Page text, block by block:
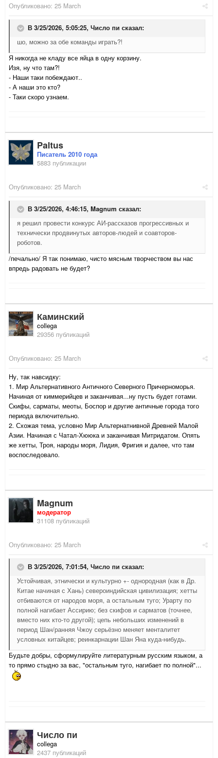
Опубликовано: 25 March
В 3/25/2026, 5:05:25, Число пи сказал:
шо, можно за обе команды играть?!
Я никогда не кладу все яйца в одну корзину.
Изя, ну что там?!
- Наши таки побеждают..
- А наши это кто?
- Таки скоро узнаем.
Paltus
Писатель 2010 года
5883 публикации
Опубликовано: 25 March
В 3/25/2026, 4:46:15, Magnum сказал:
я решил провести конкурс АИ-рассказов прогрессивных и
технически продвинутых авторов-людей и соавторов-
роботов.
/печально/ Я так понимаю, чисто мясным творчеством вы нас
впредь радовать не будет?
Каминский
collega
29356 публикаций
Опубликовано: 25 March
Ну, так навсидку:
1. Мир Альтернативного Античного Северного Причерноморья.
Начиная от киммерийцев и заканчивая...ну пусть будет готами.
Скифы, сарматы, меоты, Боспор и другие античные города того
периода включительно.
2. Схожая тема, условно Мир Альтернатнивной Древней Малой
Азии. Начиная с Чатал-Хююка и заканчивая Митридатом. Опять
же хетты, Троя, народы моря, Лидия, Фригия и далее, что там
воспоследовало.
Magnum
модератор
31108 публикаций
Опубликовано: 25 March
В 3/25/2026, 7:01:54, Число пи сказал:
Устойчивая, этнически и культурно +- однородная (как в Др.
Китае начиная с Хань) североиндийская цивилизация; хетты
отбиваются от народов моря, а остальным туго; Урарту по
полной нагибает Ассирию; без скифов и сарматов (точнее,
вместо них кто-то другой); цепь небольших изменений в
период Шан/ранняя Чжоу серьёзно меняет менталитет
условных китайцев; реинкарнации Шан Яна куда-нибудь.
Будьте добры, сформулируйте литературным русским языком, а
то прямо стыдно за вас, "остальным туго, нагибает по полной"...
Число пи
collega
2437 публикаций